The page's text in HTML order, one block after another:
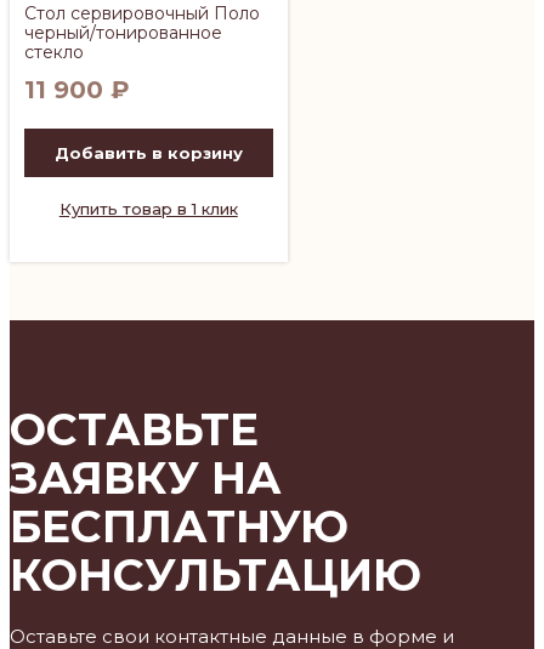
Стол сервировочный Поло
черный/тонированное
стекло
11 900 ₽
Добавить в корзину
Купить товар в 1 клик
ОСТАВЬТЕ
ЗАЯВКУ НА
БЕСПЛАТНУЮ
КОНСУЛЬТАЦИЮ
Оставьте свои контактные данные в форме и